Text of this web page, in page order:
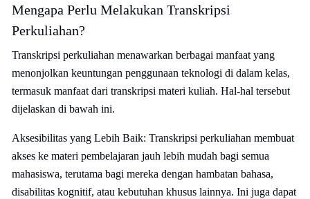
Mengapa Perlu Melakukan Transkripsi
Perkuliahan?
Transkripsi perkuliahan menawarkan berbagai manfaat yang
menonjolkan keuntungan penggunaan teknologi di dalam kelas,
termasuk manfaat dari transkripsi materi kuliah. Hal-hal tersebut
dijelaskan di bawah ini.
Aksesibilitas yang Lebih Baik: Transkripsi perkuliahan membuat
akses ke materi pembelajaran jauh lebih mudah bagi semua
mahasiswa, terutama bagi mereka dengan hambatan bahasa,
disabilitas kognitif, atau kebutuhan khusus lainnya. Ini juga dapat